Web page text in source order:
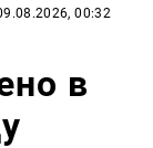
00:32
в